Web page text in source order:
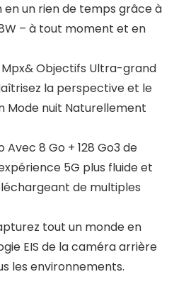
en un rien de temps grâce à
– à tout moment et en
Objectifs Ultra-grand
la perspective et le
Mode nuit Naturellement
Avec 8 Go + 128 Go3 de
5G plus fluide et
de multiples
tout un monde en
EIS de la caméra arrière
les environnements.